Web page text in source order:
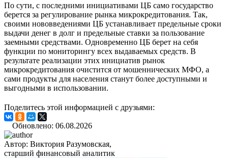
По сути, с последними инициативами ЦБ само государство
берется за регулирование рынка микрокредитования. Так,
своими нововведениями ЦБ устанавливает предельные сроки
выдачи денег в долг и предельные ставки за пользование
заемными средствами. Одновременно ЦБ берет на себя
функции по мониторингу всех выдаваемых средств. В
результате реализации этих инициатив рынок
микрокредитования очистится от мошеннических МФО, а
сами продукты для населения станут более доступными и
выгодными в использовании.
Поделитесь этой информацией с друзьями:
Обновлено: 06.08.2026
Автор: Виктория Разумовская,
старший финансовый аналитик